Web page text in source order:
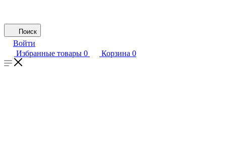
Поиск
Войти
Избранные товары 0 Корзина 0